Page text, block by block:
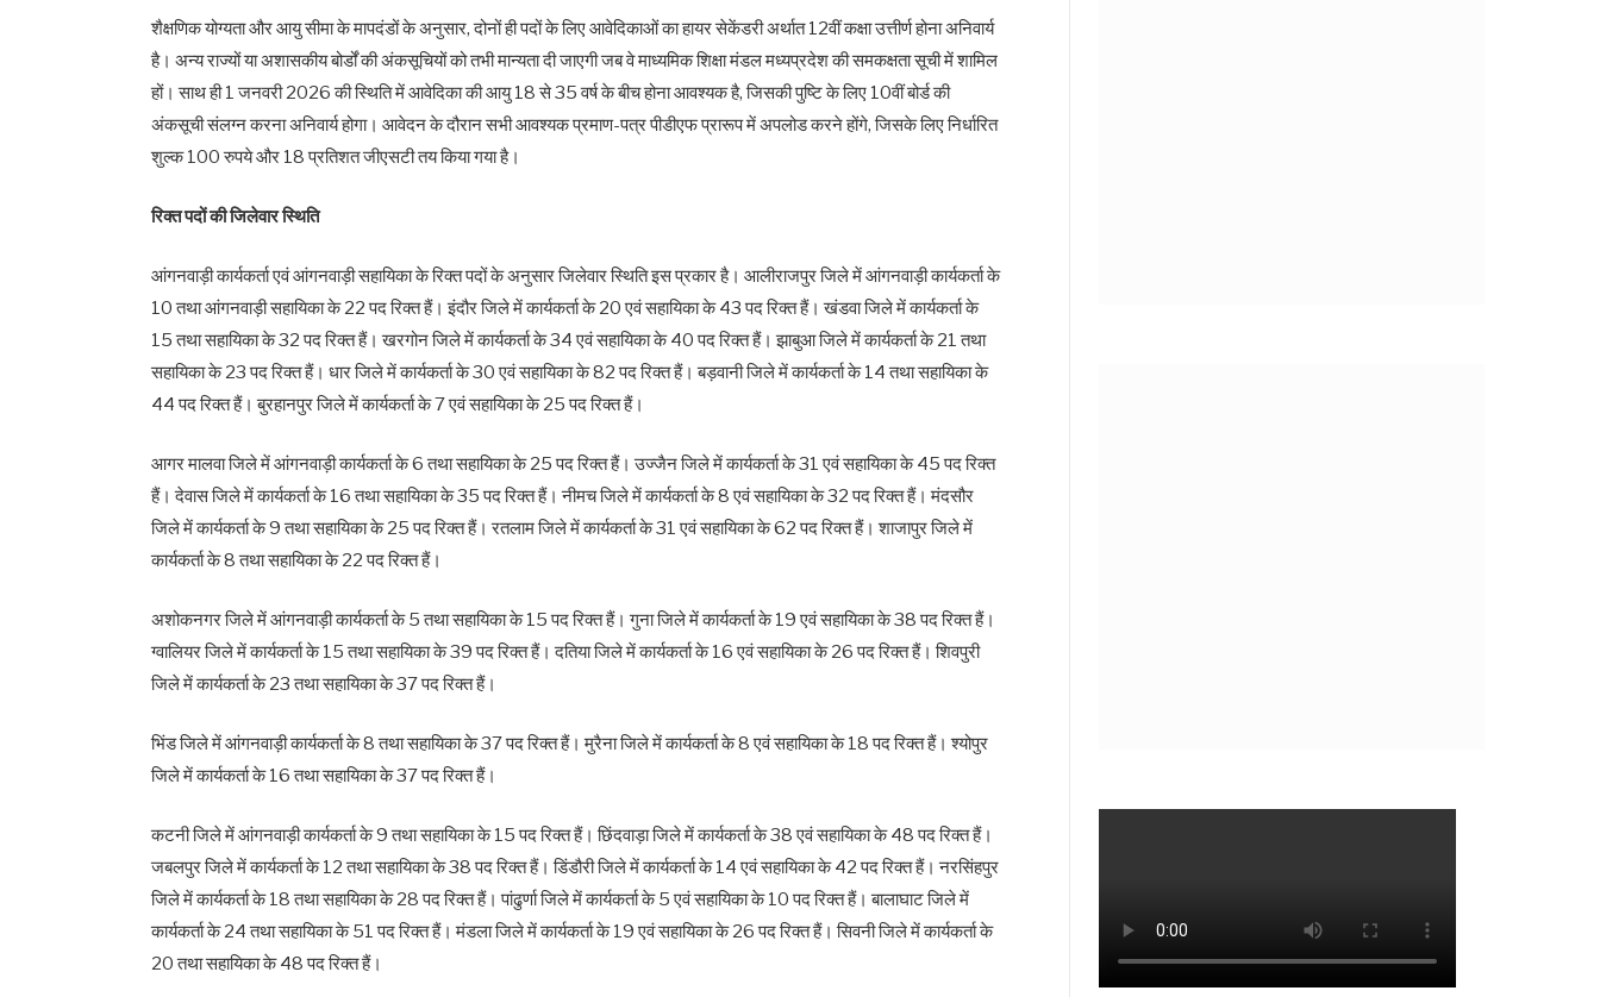
शैक्षणिक योग्यता और आयु सीमा के मापदंडों के अनुसार, दोनों ही पदों के लिए आवेदिकाओं का हायर सेकेंडरी अर्थात 12वीं कक्षा उत्तीर्ण होना अनिवार्य
है। अन्य राज्यों या अशासकीय बोर्डों की अंकसूचियों को तभी मान्यता दी जाएगी जब वे माध्यमिक शिक्षा मंडल मध्यप्रदेश की समकक्षता सूची में शामिल
हों। साथ ही 1 जनवरी 2026 की स्थिति में आवेदिका की आयु 18 से 35 वर्ष के बीच होना आवश्यक है, जिसकी पुष्टि के लिए 10वीं बोर्ड की
अंकसूची संलग्न करना अनिवार्य होगा। आवेदन के दौरान सभी आवश्यक प्रमाण-पत्र पीडीएफ प्रारूप में अपलोड करने होंगे, जिसके लिए निर्धारित
शुल्क 100 रुपये और 18 प्रतिशत जीएसटी तय किया गया है।
रिक्त पदों की जिलेवार स्थिति
आंगनवाड़ी कार्यकर्ता एवं आंगनवाड़ी सहायिका के रिक्त पदों के अनुसार जिलेवार स्थिति इस प्रकार है। आलीराजपुर जिले में आंगनवाड़ी कार्यकर्ता के
10 तथा आंगनवाड़ी सहायिका के 22 पद रिक्त हैं। इंदौर जिले में कार्यकर्ता के 20 एवं सहायिका के 43 पद रिक्त हैं। खंडवा जिले में कार्यकर्ता के
15 तथा सहायिका के 32 पद रिक्त हैं। खरगोन जिले में कार्यकर्ता के 34 एवं सहायिका के 40 पद रिक्त हैं। झाबुआ जिले में कार्यकर्ता के 21 तथा
सहायिका के 23 पद रिक्त हैं। धार जिले में कार्यकर्ता के 30 एवं सहायिका के 82 पद रिक्त हैं। बड़वानी जिले में कार्यकर्ता के 14 तथा सहायिका के
44 पद रिक्त हैं। बुरहानपुर जिले में कार्यकर्ता के 7 एवं सहायिका के 25 पद रिक्त हैं।
आगर मालवा जिले में आंगनवाड़ी कार्यकर्ता के 6 तथा सहायिका के 25 पद रिक्त हैं। उज्जैन जिले में कार्यकर्ता के 31 एवं सहायिका के 45 पद रिक्त
हैं। देवास जिले में कार्यकर्ता के 16 तथा सहायिका के 35 पद रिक्त हैं। नीमच जिले में कार्यकर्ता के 8 एवं सहायिका के 32 पद रिक्त हैं। मंदसौर
जिले में कार्यकर्ता के 9 तथा सहायिका के 25 पद रिक्त हैं। रतलाम जिले में कार्यकर्ता के 31 एवं सहायिका के 62 पद रिक्त हैं। शाजापुर जिले में
कार्यकर्ता के 8 तथा सहायिका के 22 पद रिक्त हैं।
अशोकनगर जिले में आंगनवाड़ी कार्यकर्ता के 5 तथा सहायिका के 15 पद रिक्त हैं। गुना जिले में कार्यकर्ता के 19 एवं सहायिका के 38 पद रिक्त हैं।
ग्वालियर जिले में कार्यकर्ता के 15 तथा सहायिका के 39 पद रिक्त हैं। दतिया जिले में कार्यकर्ता के 16 एवं सहायिका के 26 पद रिक्त हैं। शिवपुरी
जिले में कार्यकर्ता के 23 तथा सहायिका के 37 पद रिक्त हैं।
भिंड जिले में आंगनवाड़ी कार्यकर्ता के 8 तथा सहायिका के 37 पद रिक्त हैं। मुरैना जिले में कार्यकर्ता के 8 एवं सहायिका के 18 पद रिक्त हैं। श्योपुर
जिले में कार्यकर्ता के 16 तथा सहायिका के 37 पद रिक्त हैं।
कटनी जिले में आंगनवाड़ी कार्यकर्ता के 9 तथा सहायिका के 15 पद रिक्त हैं। छिंदवाड़ा जिले में कार्यकर्ता के 38 एवं सहायिका के 48 पद रिक्त हैं।
जबलपुर जिले में कार्यकर्ता के 12 तथा सहायिका के 38 पद रिक्त हैं। डिंडौरी जिले में कार्यकर्ता के 14 एवं सहायिका के 42 पद रिक्त हैं। नरसिंहपुर
जिले में कार्यकर्ता के 18 तथा सहायिका के 28 पद रिक्त हैं। पांढुर्णा जिले में कार्यकर्ता के 5 एवं सहायिका के 10 पद रिक्त हैं। बालाघाट जिले में
कार्यकर्ता के 24 तथा सहायिका के 51 पद रिक्त हैं। मंडला जिले में कार्यकर्ता के 19 एवं सहायिका के 26 पद रिक्त हैं। सिवनी जिले में कार्यकर्ता के
20 तथा सहायिका के 48 पद रिक्त हैं।